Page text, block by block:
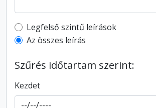
Top-level description filter
Legfelső szintű leírások
Az összes leírás
Szűrés időtartam szerint:
Kezdet